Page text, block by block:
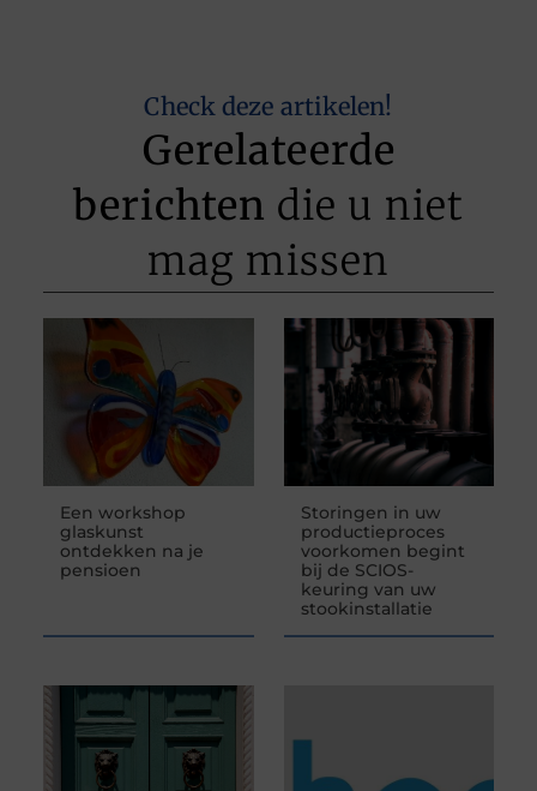
Check deze artikelen!
Gerelateerde
berichten die u niet
mag missen
Een workshop
glaskunst
ontdekken na je
pensioen
Storingen in uw
productieproces
voorkomen begint
bij de SCIOS-
keuring van uw
stookinstallatie